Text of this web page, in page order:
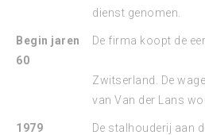
dienst genomen.
Begin jaren
60
De firma koopt de
Zwitserland. De
van Van der Lans
1979
De stalhouderij aan